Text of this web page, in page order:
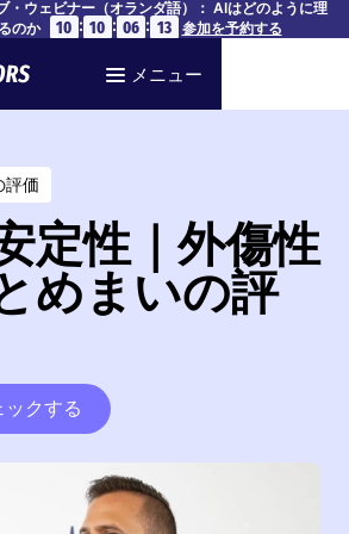
・ウェビナー（オランダ語）： AIはどのように理
のか
10 : 10 : 06 : 12 参加を予約する
メニュー
評価
定性｜外傷性
めまいの評
クする